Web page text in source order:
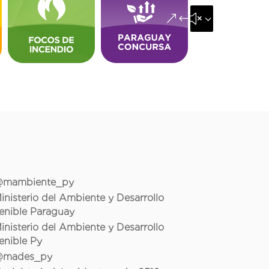
&#x35;
del Ambiente y Desarrollo
Paraguay
del Ambiente y Desarrollo
Py